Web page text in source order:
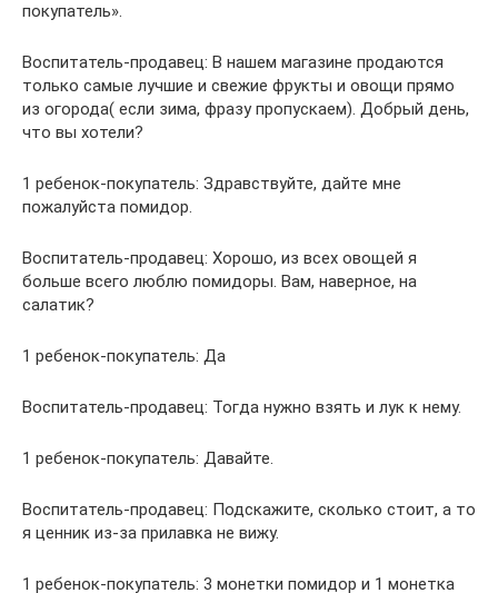
покупатель».
Воспитатель-продавец: В нашем магазине продаются
только самые лучшие и свежие фрукты и овощи прямо
из огорода( если зима, фразу пропускаем). Добрый день,
что вы хотели?
1 ребенок-покупатель: Здравствуйте, дайте мне
пожалуйста помидор.
Воспитатель-продавец: Хорошо, из всех овощей я
больше всего люблю помидоры. Вам, наверное, на
салатик?
1 ребенок-покупатель: Да
Воспитатель-продавец: Тогда нужно взять и лук к нему.
1 ребенок-покупатель: Давайте.
Воспитатель-продавец: Подскажите, сколько стоит, а то
я ценник из-за прилавка не вижу.
1 ребенок-покупатель: 3 монетки помидор и 1 монетка